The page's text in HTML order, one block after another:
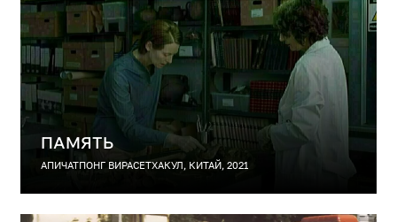
ПАМЯТЬ
АПИЧАТПОНГ ВИРАСЕТХАКУЛ, КИТАЙ, 2021